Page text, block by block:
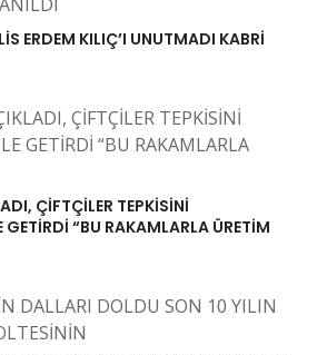
ERDEM KILIÇ’I UNUTMADI KABRİ
ÇİFTÇİLER TEPKİSİNİ
GETİRDİ “BU RAKAMLARLA ÜRETİM